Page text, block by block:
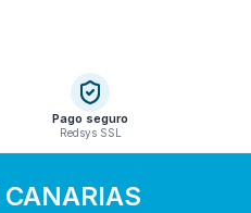
Pago seguro
Redsys SSL